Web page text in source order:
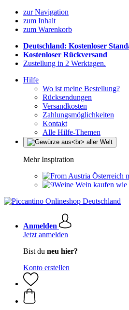
zur Navigation
zum Inhalt
zum Warenkorb
Deutschland: Kostenloser
Kostenloser Rückversand
Zustellung in 2 Werktagen.
Hilfe
Wo ist meine Bestellung?
Rücksendungen
Versandkosten
Zahlungsmöglichkeiten
Kontakt
Alle Hilfe-Themen
Mehr Inspiration
Österreich
Wein kaufen wie
Anmelden
Jetzt anmelden
Bist du neu hier?
Konto erstellen